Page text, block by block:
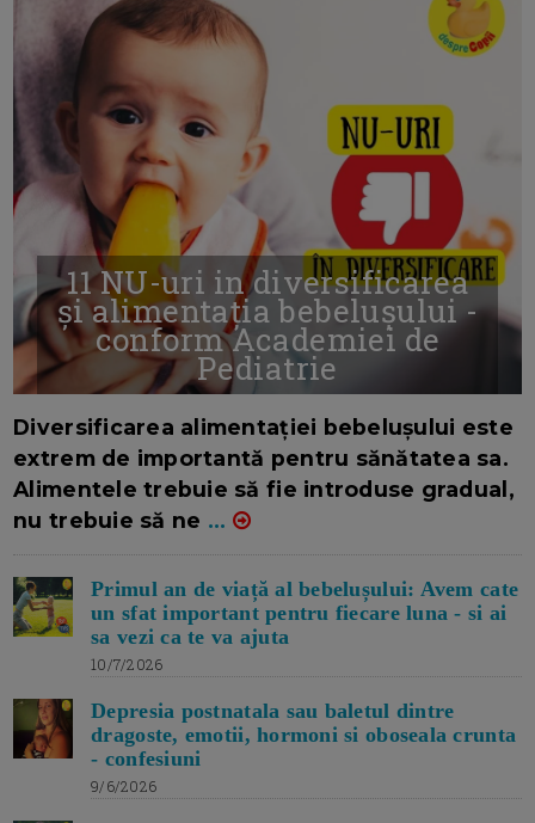
11 NU-uri in diversificarea
și alimentația bebelușului -
conform Academiei de
Pediatrie
Diversificarea alimentației bebelușului este
extrem de importantă pentru sănătatea sa.
Alimentele trebuie să fie introduse gradual,
nu trebuie să ne ...
Primul an de viață al bebelușului: Avem cate
un sfat important pentru fiecare luna - si ai
sa vezi ca te va ajuta
10/7/2026
Depresia postnatala sau baletul dintre
dragoste, emotii, hormoni si oboseala crunta
- confesiuni
9/6/2026